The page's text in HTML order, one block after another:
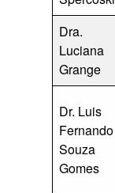
Dra.
Luciana
Grange
Dr. Luis
Fernando
Souza
Gomes